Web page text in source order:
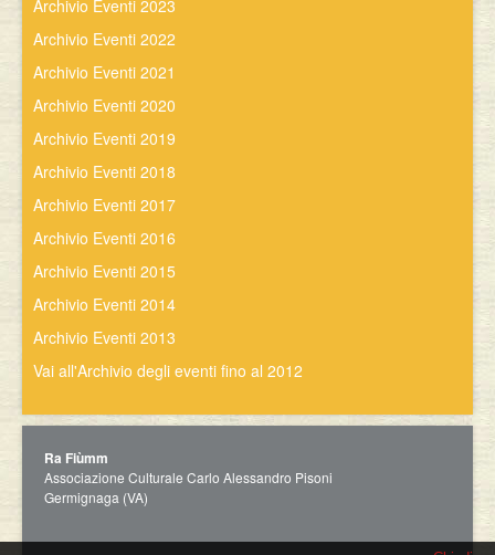
Archivio Eventi 2023
Archivio Eventi 2022
Archivio Eventi 2021
Archivio Eventi 2020
Archivio Eventi 2019
Archivio Eventi 2018
Archivio Eventi 2017
Archivio Eventi 2016
Archivio Eventi 2015
Archivio Eventi 2014
Archivio Eventi 2013
Vai all'Archivio degli eventi fino al 2012
Ra Fiùmm
Associazione Culturale Carlo Alessandro Pisoni
Germignaga (VA)